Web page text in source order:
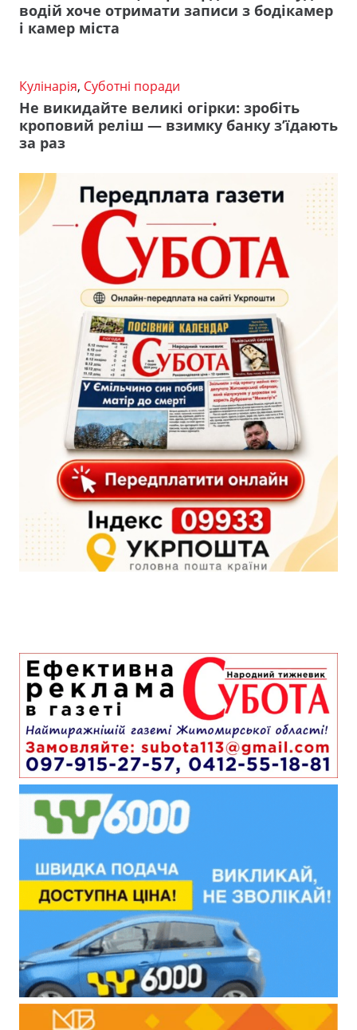
водій хоче отримати записи з бодікамер
і камер міста
Кулінарія, Суботні поради
Не викидайте великі огірки: зробіть
кроповий реліш — взимку банку з’їдають
за раз